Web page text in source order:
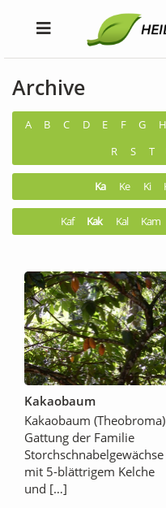
Archive
A B C D E F G H
R
S T
Ka Ke Ki
Kaf Kak Kal Kam
Kakaobaum
Kakaobaum (Theobroma)
Gattung der Familie
Storchschnabelgewächse
mit 5-blättrigem Kelche
und […]